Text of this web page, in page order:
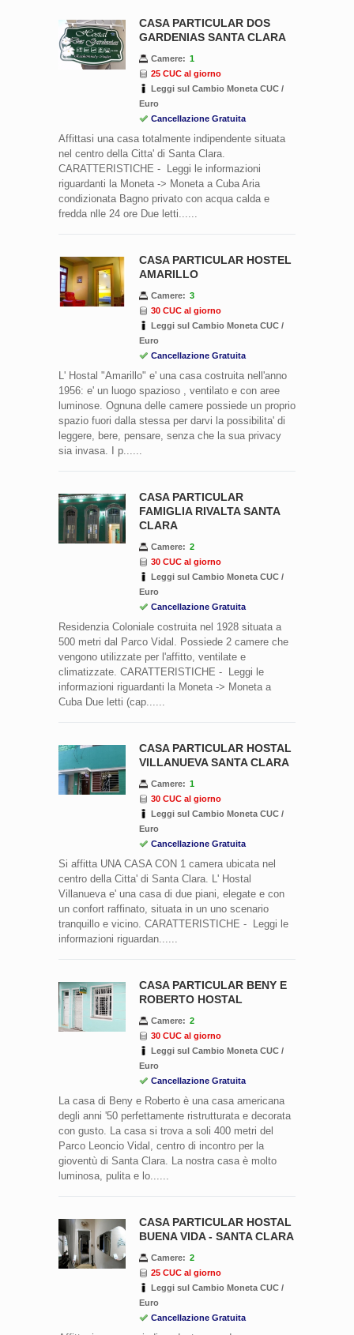
CASA PARTICULAR DOS
GARDENIAS SANTA CLARA
Camere: 1
25 CUC al giorno
Leggi sul Cambio Moneta CUC /
Euro
Cancellazione Gratuita
Affittasi una casa totalmente indipendente situata
nel centro della Citta' di Santa Clara.
CARATTERISTICHE - Leggi le informazioni
riguardanti la Moneta -> Moneta a Cuba Aria
condizionata Bagno privato con acqua calda e
fredda nlle 24 ore Due letti......
CASA PARTICULAR HOSTEL
AMARILLO
Camere: 3
30 CUC al giorno
Leggi sul Cambio Moneta CUC /
Euro
Cancellazione Gratuita
L' Hostal "Amarillo" e' una casa costruita nell'anno
1956: e' un luogo spazioso , ventilato e con aree
luminose. Ognuna delle camere possiede un proprio
spazio fuori dalla stessa per darvi la possibilita' di
leggere, bere, pensare, senza che la sua privacy
sia invasa. I p......
CASA PARTICULAR
FAMIGLIA RIVALTA SANTA
CLARA
Camere: 2
30 CUC al giorno
Leggi sul Cambio Moneta CUC /
Euro
Cancellazione Gratuita
Residenzia Coloniale costruita nel 1928 situata a
500 metri dal Parco Vidal. Possiede 2 camere che
vengono utilizzate per l'affitto, ventilate e
climatizzate. CARATTERISTICHE - Leggi le
informazioni riguardanti la Moneta -> Moneta a
Cuba Due letti (cap......
CASA PARTICULAR HOSTAL
VILLANUEVA SANTA CLARA
Camere: 1
30 CUC al giorno
Leggi sul Cambio Moneta CUC /
Euro
Cancellazione Gratuita
Si affitta UNA CASA CON 1 camera ubicata nel
centro della Citta' di Santa Clara. L' Hostal
Villanueva e' una casa di due piani, elegate e con
un confort raffinato, situata in un uno scenario
tranquillo e vicino. CARATTERISTICHE - Leggi le
informazioni riguardan......
CASA PARTICULAR BENY E
ROBERTO HOSTAL
Camere: 2
30 CUC al giorno
Leggi sul Cambio Moneta CUC /
Euro
Cancellazione Gratuita
La casa di Beny e Roberto è una casa americana
degli anni '50 perfettamente ristrutturata e decorata
con gusto. La casa si trova a soli 400 metri del
Parco Leoncio Vidal, centro di incontro per la
gioventù di Santa Clara. La nostra casa è molto
luminosa, pulita e lo......
CASA PARTICULAR HOSTAL
BUENA VIDA - SANTA CLARA
Camere: 2
25 CUC al giorno
Leggi sul Cambio Moneta CUC /
Euro
Cancellazione Gratuita